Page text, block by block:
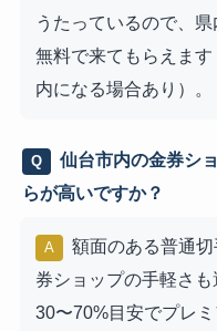
うたっているので、
無料で来てもらえま
内になる場合あり）。
Q
仙台市内の金券シ
らが高いですか？
A
額面のある普通
券ショップの手軽さ
30〜70%目安でプレ